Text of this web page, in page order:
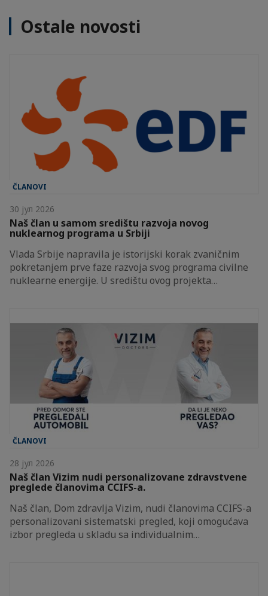
Ostale novosti
ČLANOVI
30 јул 2026
Naš član u samom središtu razvoja novog
nuklearnog programa u Srbiji
Vlada Srbije napravila je istorijski korak zvaničnim
pokretanjem prve faze razvoja svog programa civilne
nuklearne energije. U središtu ovog projekta…
ČLANOVI
28 јул 2026
Naš član Vizim nudi personalizovane zdravstvene
preglede članovima CCIFS-a.
Naš član, Dom zdravlja Vizim, nudi članovima CCIFS-a
personalizovani sistematski pregled, koji omogućava
izbor pregleda u skladu sa individualnim…